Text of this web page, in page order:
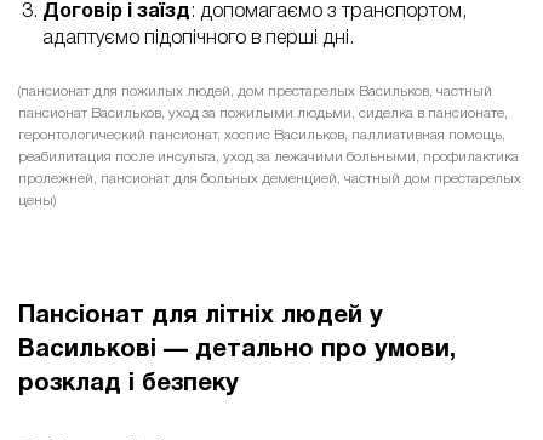
Договір і заїзд: допомагаємо з транспортом,
адаптуємо підопічного в перші дні.
(пансионат для пожилых людей, дом престарелых Васильков, частный
пансионат Васильков, уход за пожилыми людьми, сиделка в пансионате,
геронтологический пансионат, хоспис Васильков, паллиативная помощь,
реабилитация после инсульта, уход за лежачими больными, профилактика
пролежней, пансионат для больных деменцией, частный дом престарелых
цены)
Пансіонат для літніх людей у
Василькові — детально про умови,
розклад і безпеку